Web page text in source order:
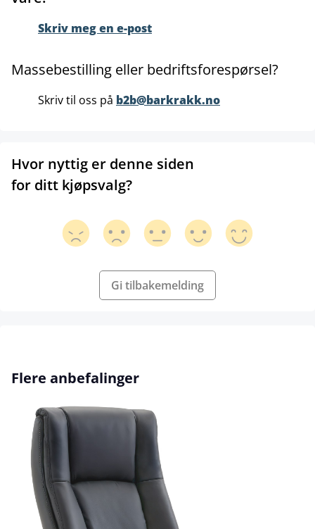
Skriv meg en e-post
Massebestilling eller bedriftsforespørsel?
Skriv til oss på b2b@barkrakk.no
Hvor nyttig er denne siden
for ditt kjøpsvalg?
Gi tilbakemelding
Hopp over produktgalleri
Flere anbefalinger